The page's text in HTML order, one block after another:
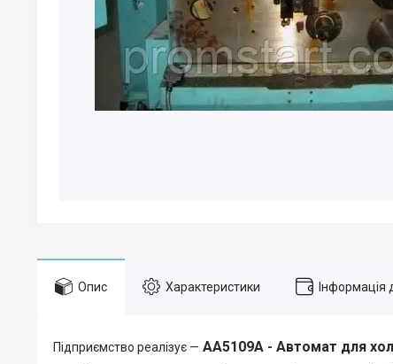
Опис Характеристики Інформація
Підприємство реалізує — АА5109А - Автомат для